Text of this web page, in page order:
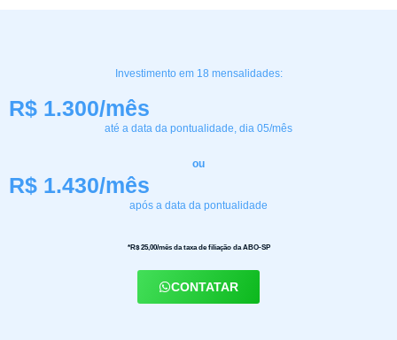
Investimento em 18 mensalidades:
R$ 1.300/mês
até a data da pontualidade, dia 05/mês
ou
R$ 1.430/mês
após a data da pontualidade
*R$ 25,00/mês da taxa de filiação da ABO-SP
CONTATAR